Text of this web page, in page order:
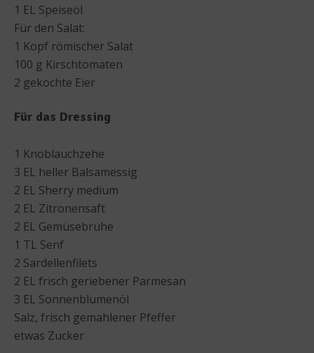
1 EL Speiseöl
Für den Salat:
1 Kopf römischer Salat
100 g Kirschtomaten
2 gekochte Eier
Für das Dressing
1 Knoblauchzehe
3 EL heller Balsamessig
2 EL Sherry medium
2 EL Zitronensaft
2 EL Gemüsebrühe
1 TL Senf
2 Sardellenfilets
2 EL frisch geriebener Parmesan
3 EL Sonnenblumenöl
Salz, frisch gemahlener Pfeffer
etwas Zucker